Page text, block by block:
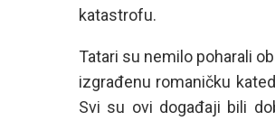
katastrofu.
Tatari su nemilo poharali
izgrađenu romaničku
Svi su ovi događaji bili